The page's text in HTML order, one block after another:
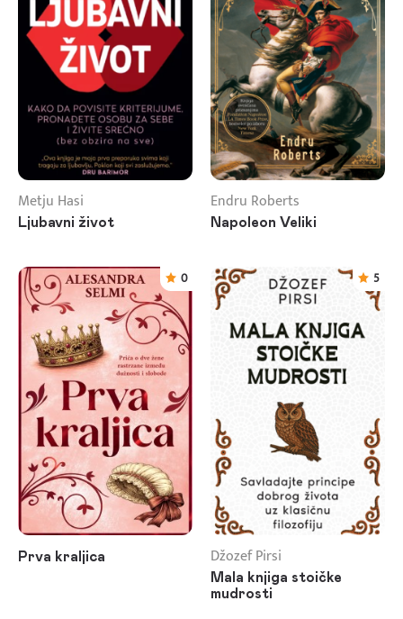
Metju Hasi
Ljubavni život
Endru Roberts
Napoleon Veliki
0
Prva kraljica
5
Džozef Pirsi
Mala knjiga stoičke
mudrosti